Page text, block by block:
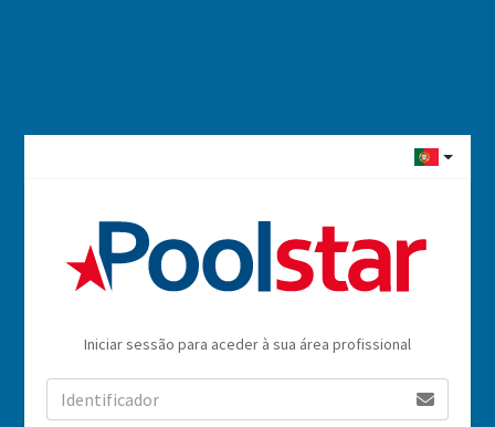
Iniciar sessão para aceder à sua área profissional